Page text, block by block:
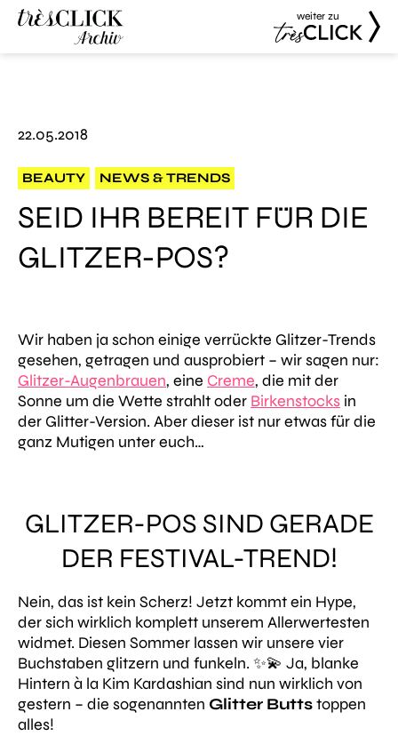
weiter zu
22.05.2018
BEAUTY NEWS & TRENDS
SEID IHR BEREIT FÜR DIE
GLITZER-POS?
Wir haben ja schon einige verrückte Glitzer-Trends
gesehen, getragen und ausprobiert – wir sagen nur:
Glitzer-Augenbrauen, eine Creme, die mit der
Sonne um die Wette strahlt oder Birkenstocks in
der Glitter-Version. Aber dieser ist nur etwas für die
ganz Mutigen unter euch…
GLITZER-POS SIND GERADE
DER FESTIVAL-TREND!
Nein, das ist kein Scherz! Jetzt kommt ein Hype,
der sich wirklich komplett unserem Allerwertesten
widmet. Diesen Sommer lassen wir unsere vier
Buchstaben glitzern und funkeln. ✨💫 Ja, blanke
Hintern à la Kim Kardashian sind nun wirklich von
gestern – die sogenannten Glitter Buttstoppen
alles!